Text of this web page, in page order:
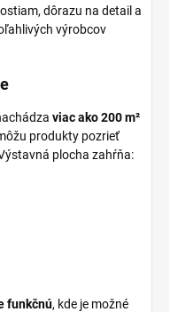
dôrazu na detail a
výrobcov
viac ako 200 m²
produkty pozrieť
plocha zahŕňa:
funkčnú, kde je možné